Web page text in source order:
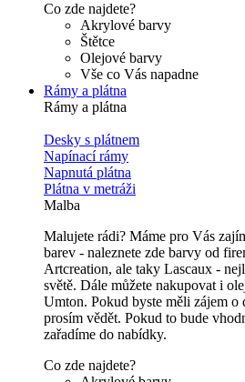
Co zde najdete?
Akrylové barvy
Štětce
Olejové barvy
Vše co Vás napadne
Rámy a plátna
Rámy a plátna
Desky s plátnem
Napínací rámy
Napnutá plátna
Plátna v metráži
Malba
Malujete rádi? Máme pro Vás
barev - naleznete zde barvy od
Artcreation, ale taky Lascaux -
světě. Dále můžete nakupovat i
Umton. Pokud byste měli zájem o
prosím vědět. Pokud to bude
zařadíme do nabídky.
Co zde najdete?